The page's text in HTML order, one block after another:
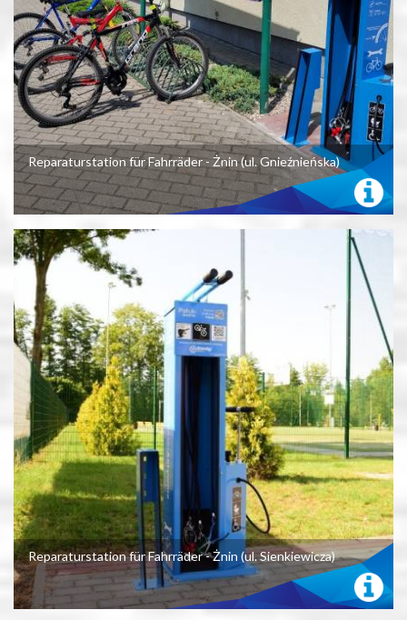
Reparaturstation für Fahrräder - Żnin (ul. Gnieźnieńska)
Reparaturstation für Fahrräder - Żnin (ul. Sienkiewicza)